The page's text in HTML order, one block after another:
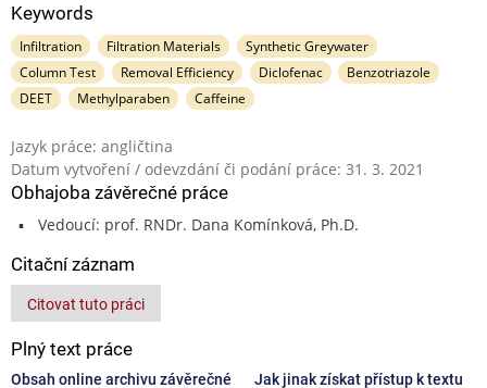
Keywords
Infiltration Filtration Materials
Synthetic Greywater
Column Test
Removal Efficiency Diclofenac
Benzotriazole
DEET
Methylparaben Caffeine
Jazyk práce: angličtina
Datum vytvoření / odevzdání či podání práce: 31. 3. 2021
Obhajoba závěrečné práce
Vedoucí: prof. RNDr. Dana Komínková, Ph.D.
Citační záznam
Citovat tuto práci
Plný text práce
Obsah online archivu závěrečné
Jak jinak získat přístup k textu